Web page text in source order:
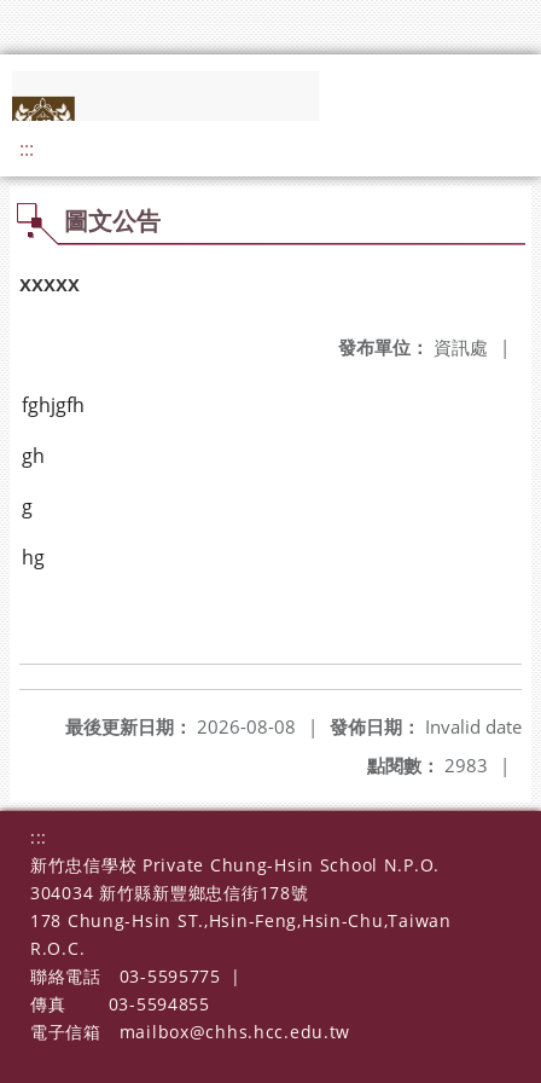
:::
圖文公告
xxxxx
發布單位： 資訊處 |
fghjgfh
gh
g
hg
發佈日期： Invalid date
最後更新日期： 2026-08-08
|
點閱數： 2983 |
:::
新竹忠信學校 Private Chung-Hsin School N.P.O.
304034 新竹縣新豐鄉忠信街178號
178 Chung-Hsin ST.,Hsin-Feng,Hsin-Chu,Taiwan
R.O.C.
聯絡電話
03-5595775
|
傳真
03-5594855
電子信箱
mailbox@chhs.hcc.edu.tw